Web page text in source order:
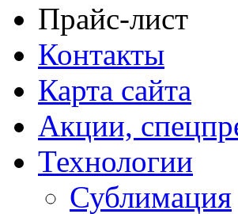
Прайс-лист
Контакты
Карта сайта
Акции,
Технологии
Сублимация